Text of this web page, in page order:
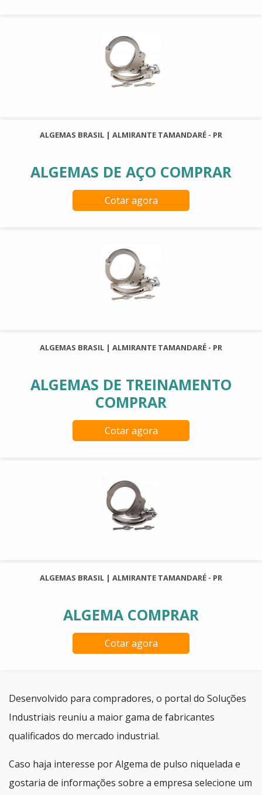
ALGEMAS BRASIL | ALMIRANTE TAMANDARÉ - PR
ALGEMAS DE AÇO COMPRAR
Cotar agora
ALGEMAS BRASIL | ALMIRANTE TAMANDARÉ - PR
ALGEMAS DE TREINAMENTO
COMPRAR
Cotar agora
ALGEMAS BRASIL | ALMIRANTE TAMANDARÉ - PR
ALGEMA COMPRAR
Cotar agora
Desenvolvido para compradores, o portal do Soluções
Industriais reuniu a maior gama de fabricantes
qualificados do mercado industrial.
Caso haja interesse por Algema de pulso niquelada e
gostaria de informações sobre a empresa selecione um